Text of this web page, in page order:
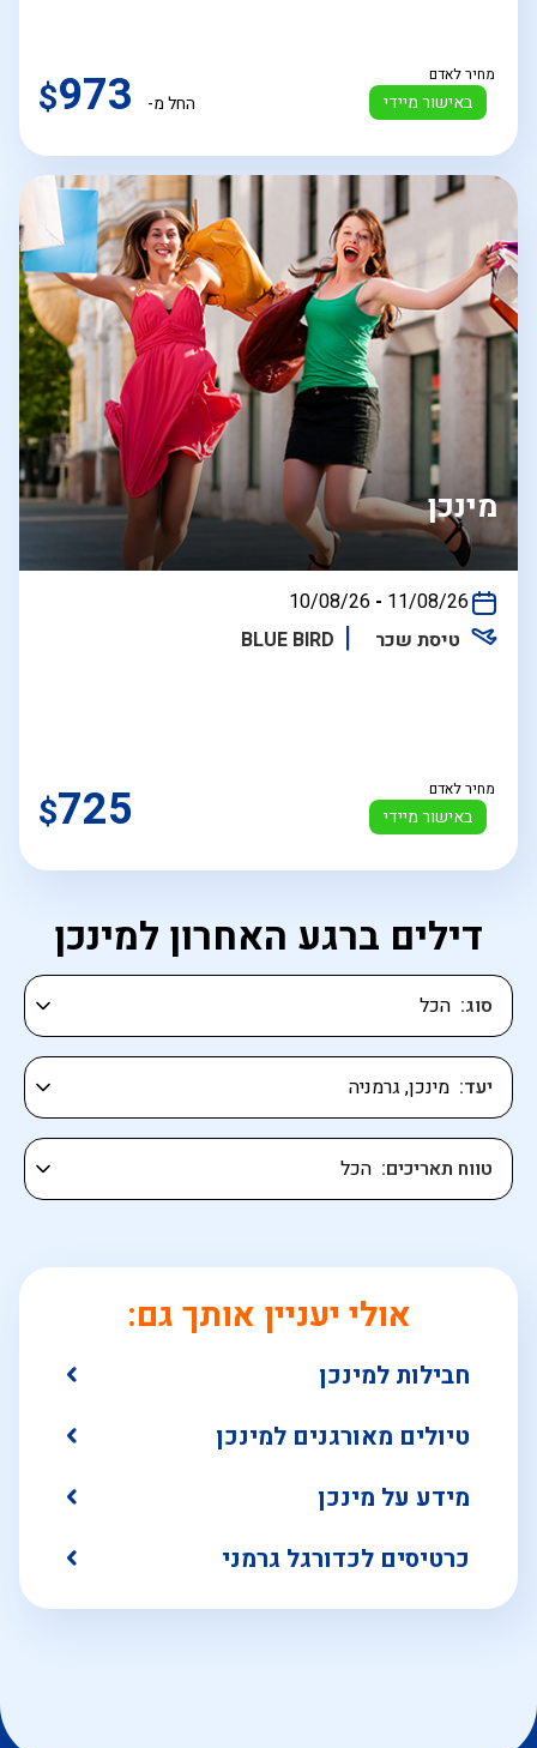
באישור מיידי
מחיר לאדם
החל מ- $973
מינכן
בין
10/08/26 - 11/08/26
טיסת שכר
BLUE BIRD
באישור מיידי
מחיר לאדם $725
דילים ברגע האחרון למינכן
יעד
סוג
טווח תאריכים
אולי יעניין אותך גם:
חבילות למינכן
טיולים מאורגנים למינכן
מידע על מינכן
כרטיסים לכדורגל גרמני